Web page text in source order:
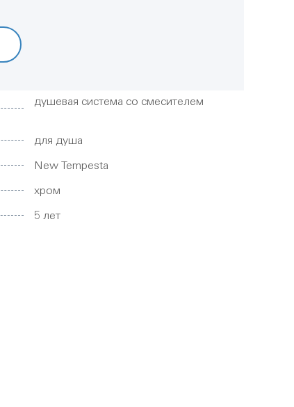
душевая система со смесителем
для душа
New Tempesta
хром
5 лет